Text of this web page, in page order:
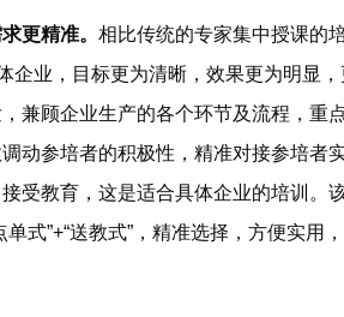
更精准。 相比传统的专家集中授课的
企业，目标更为清晰，效果更为明显
兼顾企业生产的各个环节及流程，重
动参培者的积极性，精准对接参培者
受教育，这是适合具体企业的培训。
式”+“送教式”，精准选择，方便实用